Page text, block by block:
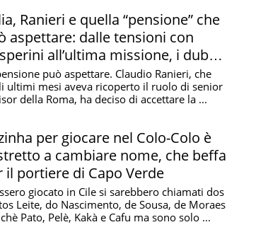
Ranieri e quella “pensione” che
aspettare: dalle tensioni con
all’ultima missione, i dubbi
può aspettare. Claudio Ranieri, che
ultimi mesi aveva ricoperto il ruolo di senior
della Roma, ha deciso di accettare la ...
per giocare nel Colo-Colo è
a cambiare nome, che beffa
il portiere di Capo Verde
giocato in Cile si sarebbero chiamati dos
Leite, do Nascimento, de Sousa, de Moraes
Pato, Pelè, Kakà e Cafu ma sono solo ...